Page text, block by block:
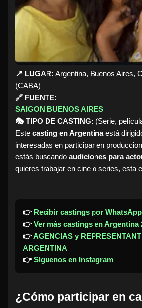
📍 LUGAR: Argentina, Buenos Aires,
(CABA)
🔗 FUENTE:
SAIGON BUENOS AIRES
🎭 TIPO DE CASTING: (Serie,
Este casting en Argentinaestá
interesadas en participar en
estás buscando audiciones para
quieres trabajar en cine o series, esta
👉 Recibir castings por WhatsApp
👉Ver más castings en Argentina
👉AGENCIAS y
ARGENTINA
👉Síguenos en Instagram
¿Cómo participar en